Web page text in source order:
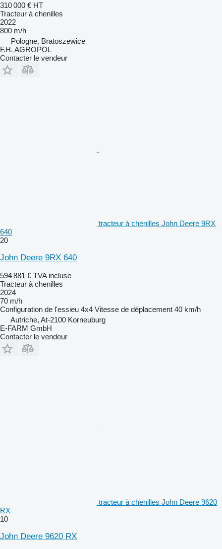
310 000 € HT
Tracteur à chenilles
2022
800 m/h
Pologne, Bratoszewice
F.H. AGROPOL
Contacter le vendeur
tracteur à chenilles John Deere 9RX
640
20
John Deere 9RX 640
594 881 € TVA incluse
Tracteur à chenilles
2024
70 m/h
Configuration de l'essieu 4x4 Vitesse de déplacement 40 km/h
Autriche, At-2100 Korneuburg
E-FARM GmbH
Contacter le vendeur
tracteur à chenilles John Deere 9620
RX
10
John Deere 9620 RX